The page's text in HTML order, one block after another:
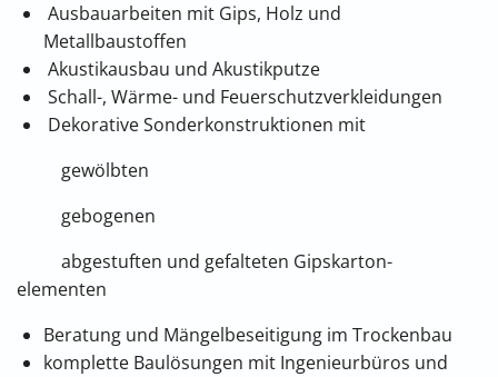
Ausbauarbeiten mit Gips, Holz und
Metallbaustoffen
Akustikausbau und Akustikputze
Schall-, Wärme- und Feuerschutzverkleidungen
Dekorative Sonderkonstruktionen mit
gewölbten
gebogenen
abgestuften und gefalteten Gipskarton-
elementen
Beratung und Mängelbeseitigung im Trockenbau
komplette Baulösungen mit Ingenieurbüros und